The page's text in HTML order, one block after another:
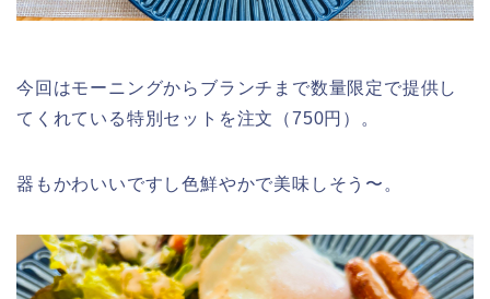
今回はモーニングからブランチまで数量限定で提供し
てくれている特別セットを注文（750円）。
器もかわいいですし色鮮やかで美味しそう〜。